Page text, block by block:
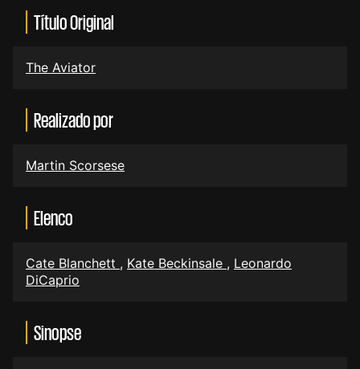
Título Original
The Aviator
Realizado por
Martin Scorsese
Elenco
Cate Blanchett , Kate Beckinsale , Leonardo
DiCaprio
Sinopse